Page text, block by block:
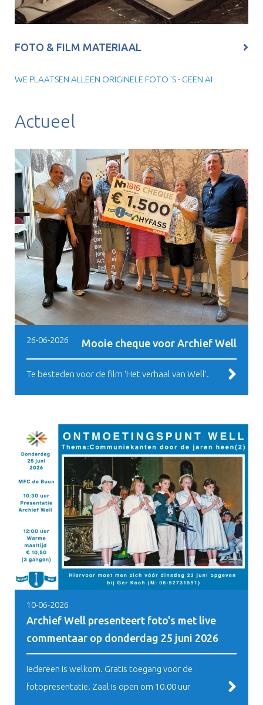
FOTO & FILM MATERIAAL
WE PLAATSEN ALLEEN ORIGINELE FOTO 'S - GEEN AI
Actueel
26-06-2026 Mooie cheque voor Archief Well
Te besteden voor de film ‘Het verhaal van Well’.
10-06-2026
Archief Well presenteert foto's met live
commentaar op donderdag 25 juni 2026
Iedereen is welkom. Gratis toegang voor de
fotopresentatie. Zaal is open om 10.00 uur